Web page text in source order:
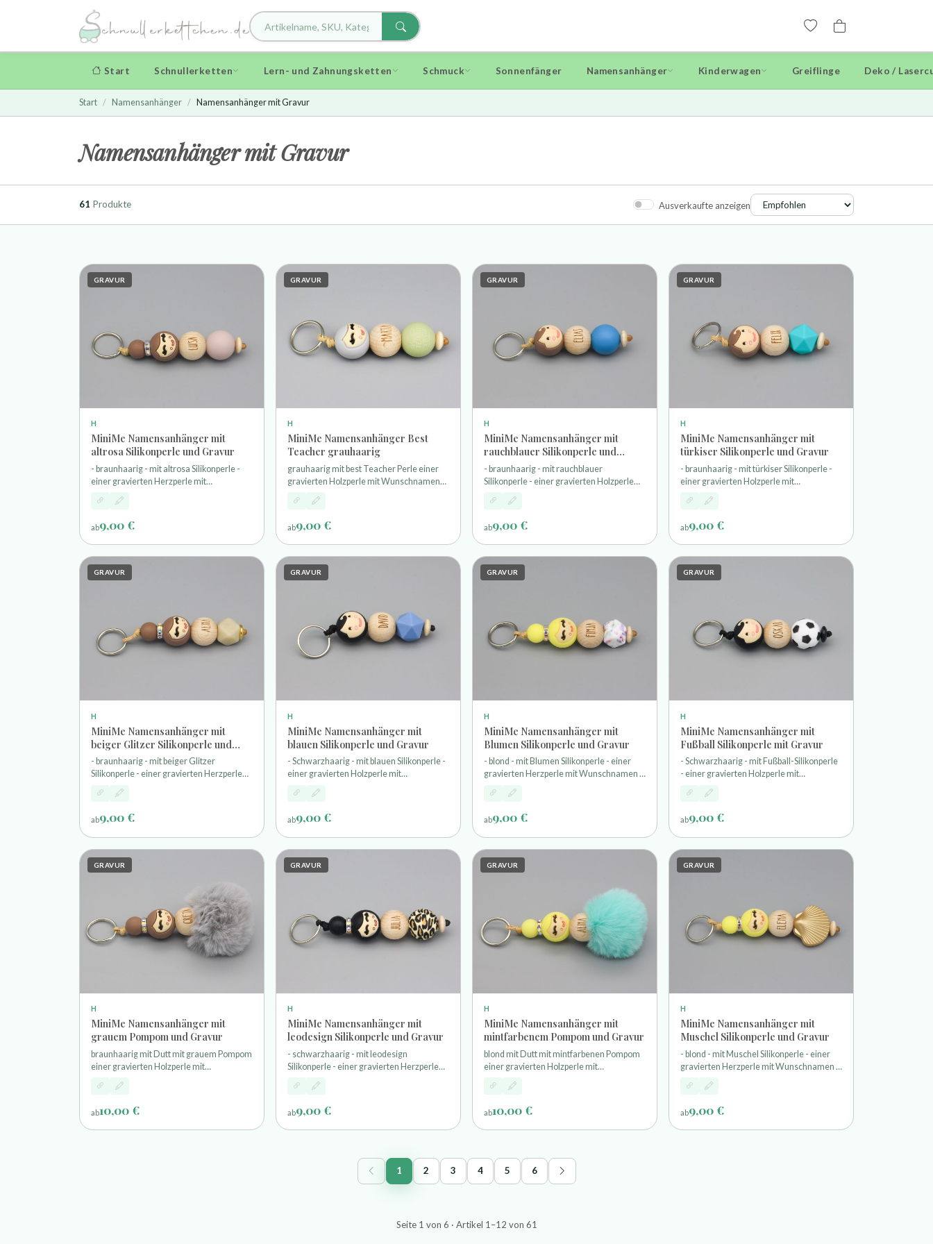
Start Schnullerketten Lern- und Zahnungsketten Schmuck Sonnenfänger Namensanhänger Kinderwagen Greiflinge Deko /
Start Namensanhänger Namensanhänger mit Gravur
Namensanhänger mit Gravur
61 Produkte Ausverkaufte anzeigen
GRAVUR
H
MiniMe Namensanhänger mit
altrosa Silikonperle und Gravur
- braunhaarig - mit altrosa Silikonperle -
einer gravierten Herzperle mit
Wunschnamen - und einem Schlüsselring
ab9,00 €
GRAVUR
H
MiniMe Namensanhänger Best
Teacher grauhaarig
grauhaarig mit best Teacher Perle einer
gravierten Holzperle mit Wunschnamen
und einem Schlüsselring
ab9,00 €
GRAVUR
H
MiniMe Namensanhänger mit
rauchblauer Silikonperle und
Gravur
- braunhaarig - mit rauchblauer
Silikonperle - einer gravierten Holzperle
mit Wunschnamen - und einem
Schlüsselring
ab9,00 €
GRAVUR
H
MiniMe Namensanhänger mit
türkiser Silikonperle und Gravur
- braunhaarig - mit türkiser Silikonperle -
einer gravierten Holzperle mit
Wunschnamen - und einem Schlüsselring
ab9,00 €
GRAVUR
H
MiniMe Namensanhänger mit
beiger Glitzer Silikonperle und
Gravur
- braunhaarig - mit beiger Glitzer
Silikonperle - einer gravierten Herzperle
mit Wunschnamen - und einem
Schlüsselring
ab9,00 €
GRAVUR
H
MiniMe Namensanhänger mit
blauen Silikonperle und Gravur
- Schwarzhaarig - mit blauen Silikonperle -
einer gravierten Holzperle mit
Wunschnamen - und einem Schlüsselring
ab9,00 €
GRAVUR
H
MiniMe Namensanhänger mit
Blumen Silikonperle und Gravur
- blond - mit Blumen Silikonperle - einer
gravierten Herzperle mit Wunschnamen -
und einem Schlüsselring
ab9,00 €
GRAVUR
H
MiniMe Namensanhänger mit
Fußball Silikonperle mit Gravur
- Schwarzhaarig - mit Fußball-Silikonperle
- einer gravierten Holzperle mit
Wunschnamen - und einem Schlüsselring
ab9,00 €
GRAVUR
H
MiniMe Namensanhänger mit
grauem Pompom und Gravur
braunhaarig mit Dutt mit grauem Pompom
einer gravierten Holzperle mit
Wunschnamen und einem Schlüsselring
ab10,00 €
GRAVUR
H
MiniMe Namensanhänger mit
leodesign Silikonperle und Gravur
- schwarzhaarig - mit leodesign
Silikonperle - einer gravierten Herzperle
mit Wunschnamen - und einem
Schlüsselring
ab9,00 €
GRAVUR
H
MiniMe Namensanhänger mit
mintfarbenem Pompom und Gravur
blond mit Dutt mit mintfarbenen Pompom
einer gravierten Holzperle mit
Wunschnamen und einem Schlüsselring
ab10,00 €
GRAVUR
H
MiniMe Namensanhänger mit
Muschel Silikonperle und Gravur
- blond - mit Muschel Silikonperle - einer
gravierten Herzperle mit Wunschnamen -
und einem Schlüsselring
ab9,00 €
1 2 3 4 5 6
Seite 1 von 6 · Artikel 1–12 von 61